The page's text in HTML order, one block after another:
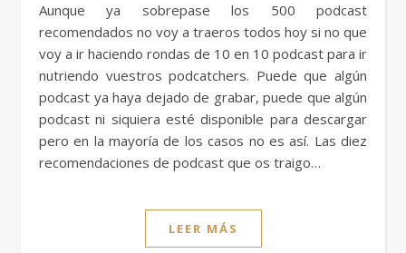
Aunque ya sobrepase los 500 podcast
recomendados no voy a traeros todos hoy si no que
voy a ir haciendo rondas de 10 en 10 podcast para ir
nutriendo vuestros podcatchers. Puede que algún
podcast ya haya dejado de grabar, puede que algún
podcast ni siquiera esté disponible para descargar
pero en la mayoría de los casos no es así. Las diez
recomendaciones de podcast que os traigo…
LEER MÁS